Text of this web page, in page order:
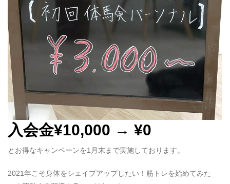
入会金¥10,000 → ¥0
とお得なキャンペーンを1月末まで実施しております。
2021年こそ身体をシェイプアップしたい！筋トレを始めてみた